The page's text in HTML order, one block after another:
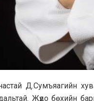
Д.Сумъяагийн
Жүдо бөхийн